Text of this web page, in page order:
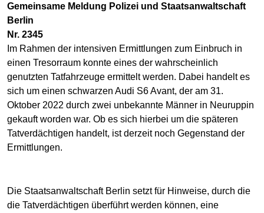
Gemeinsame Meldung Polizei und Staatsanwaltschaft
Berlin
Nr. 2345
Im Rahmen der intensiven Ermittlungen zum Einbruch in
einen Tresorraum konnte eines der wahrscheinlich
genutzten Tatfahrzeuge ermittelt werden. Dabei handelt es
sich um einen schwarzen Audi S6 Avant, der am 31.
Oktober 2022 durch zwei unbekannte Männer in Neuruppin
gekauft worden war. Ob es sich hierbei um die späteren
Tatverdächtigen handelt, ist derzeit noch Gegenstand der
Ermittlungen.
Die Staatsanwaltschaft Berlin setzt für Hinweise, durch die
die Tatverdächtigen überführt werden können, eine